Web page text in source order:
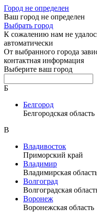
Город не определен
Ваш город не определен
Выбрать город
К сожалению нам не
автоматически
От выбранного города
контактная информация
Выберите ваш город
Б
Белгород
Белгородская область
В
Владивосток
Приморский край
Владимир
Владимирская
Волгоград
Волгоградская
Воронеж
Воронежская область